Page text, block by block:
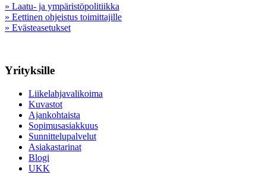
» Laatu- ja ympäristöpolitiikka
» Eettinen ohjeistus toimittajille
» Evästeasetukset
Yrityksille
Liikelahjavalikoima
Kuvastot
Ajankohtaista
Sopimusasiakkuus
Sunnittelupalvelut
Asiakastarinat
Blogi
UKK